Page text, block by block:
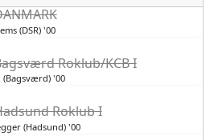
(DSR) '00
Roklub/KCB I
(Bagsværd) '00
Roklub I
(Hadsund) '00